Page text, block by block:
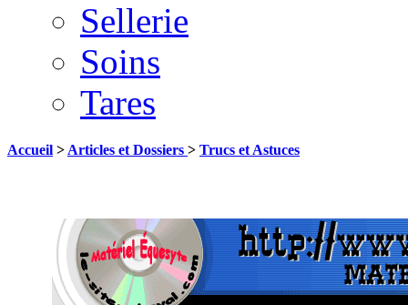
Sellerie
Soins
Tares
Accueil > Articles et Dossiers > Trucs et Astuces